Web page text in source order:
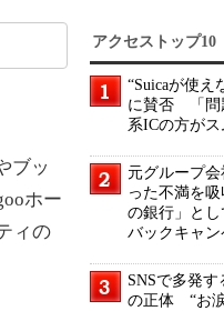
ブッ
ホー
ィの
アクセストップ10
“Suicaが使え
に賛否 「問
系ICの方がス
元グループ
った不満を
の銀行」とし
バックキャ
SNSで多発
の正体 “お